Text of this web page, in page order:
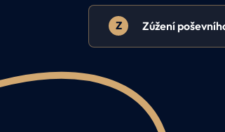
Z Zúžení